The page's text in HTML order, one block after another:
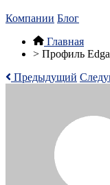
Компании Блог
Главная
> Профиль
Предыдущий